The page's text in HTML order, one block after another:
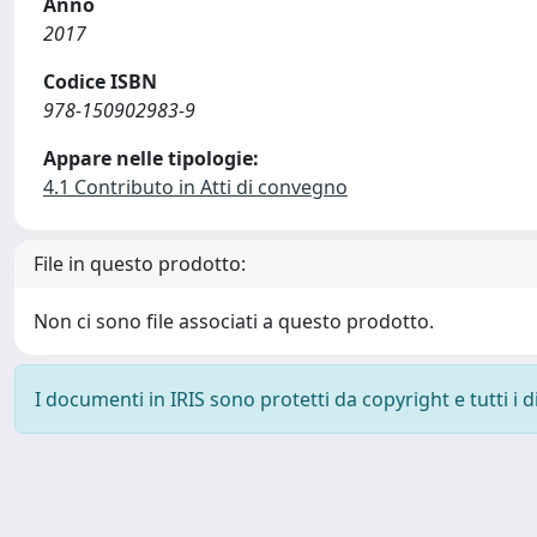
2017
Codice ISBN
978-150902983-9
Appare nelle tipologie:
4.1 Contributo in Atti di convegno
File in questo prodotto:
Non ci sono file associati a questo prodotto.
I documenti in IRIS sono protetti da copyright e tutti i